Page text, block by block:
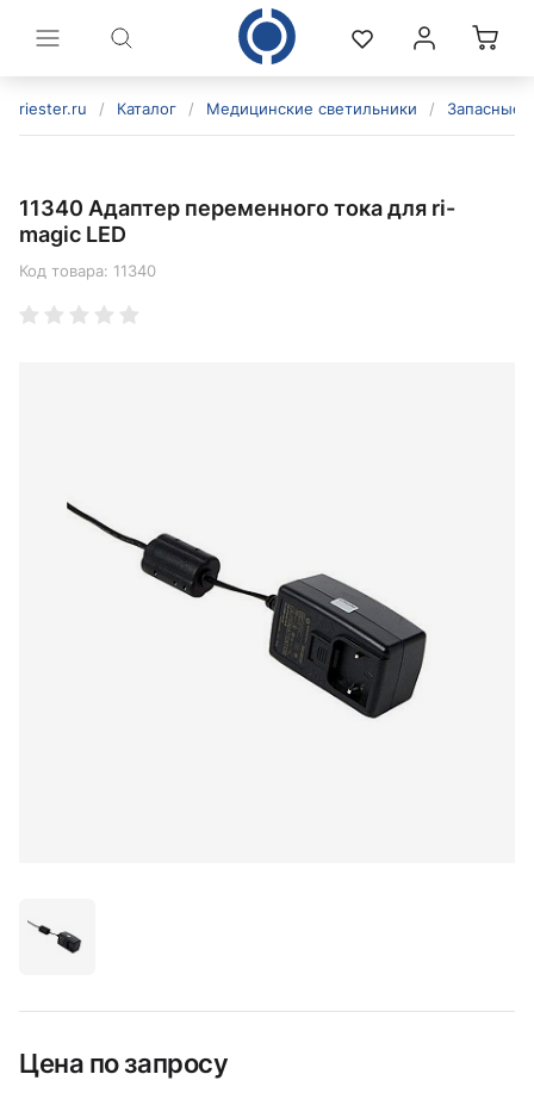
riester.ru / Каталог / Медицинские светильники / Запасные
11340 Адаптер переменного тока для ri-
magic LED
Код товара: 11340
Цена по запросу